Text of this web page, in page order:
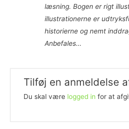
læsning. Bogen er rigt
illustrationerne er
historierne og nemt
Anbefales…
Tilføj en anmeldelse
Du skal være logged in for at